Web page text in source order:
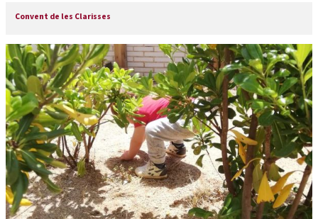
Convent de les Clarisses